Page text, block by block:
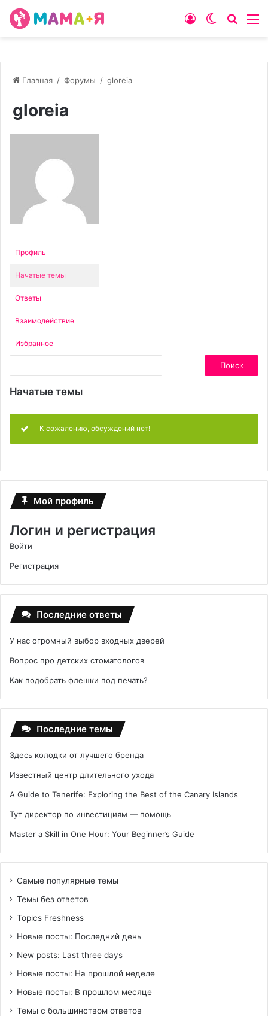
Switch
Войти
Главная / Форумы / gloreia
gloreia
Профиль
Начатые темы
Ответы
Взаимодействие
Избранное
тем:
Начатые темы
К сожалению, обсуждений нет!
Мой профиль
Логин и регистрация
Войти
Регистрация
Последние ответы
У нас огромный выбор входных дверей
Вопрос про детских стоматологов
Как подобрать флешки под печать?
Последние темы
Здесь колодки от лучшего бренда
Известный центр длительного ухода
A Guide to Tenerife: Exploring the Best of the Canary Islands
Тут директор по инвестициям — помощь
Master a Skill in One Hour: Your Beginner’s Guide
Самые популярные темы
Темы без ответов
Topics Freshness
Новые посты: Последний день
New posts: Last three days
Новые посты: На прошлой неделе
Новые посты: В прошлом месяце
Темы с большинством ответов